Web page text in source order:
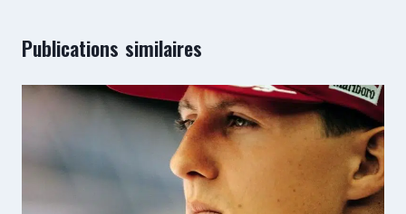
Publications similaires